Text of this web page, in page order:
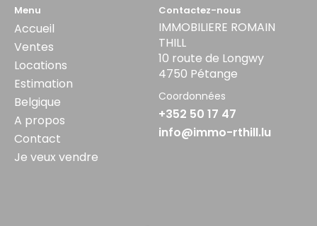
Menu
Accueil
Ventes
Locations
Estimation
Belgique
A propos
Contact
Je veux vendre
Contactez-nous
IMMOBILIERE ROMAIN
THILL
10 route de Longwy
4750 Pétange
Coordonnées
+352 50 17 47
info@immo-rthill.lu